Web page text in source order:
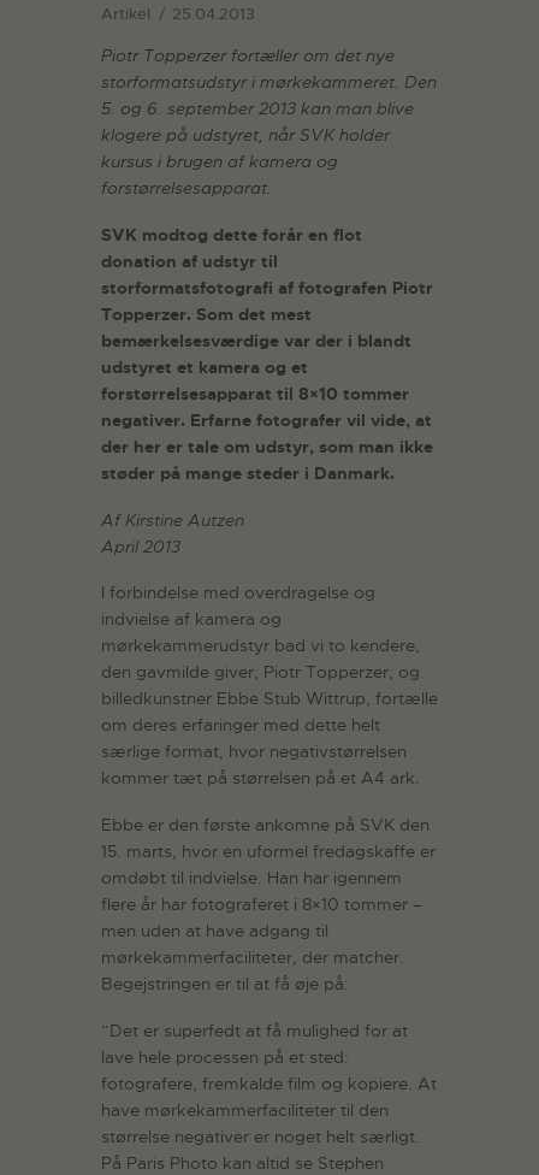
Artikel 25.04.2013
Piotr Topperzer fortæller om det nye
storformatsudstyr i mørkekammeret. Den
5. og 6. september 2013 kan man blive
klogere på udstyret, når SVK holder
kursus i brugen af kamera og
forstørrelsesapparat.
SVK modtog dette forår en flot
donation af udstyr til
storformatsfotografi af fotografen Piotr
Topperzer. Som det mest
bemærkelsesværdige var der i blandt
udstyret et kamera og et
forstørrelsesapparat til 8×10 tommer
negativer. Erfarne fotografer vil vide, at
der her er tale om udstyr, som man ikke
støder på mange steder i Danmark.
Af Kirstine Autzen
April 2013
I forbindelse med overdragelse og
indvielse af kamera og
mørkekammerudstyr bad vi to kendere,
den gavmilde giver, Piotr Topperzer, og
billedkunstner Ebbe Stub Wittrup, fortælle
om deres erfaringer med dette helt
særlige format, hvor negativstørrelsen
kommer tæt på størrelsen på et A4 ark.
Ebbe er den første ankomne på SVK den
15. marts, hvor en uformel fredagskaffe er
omdøbt til indvielse. Han har igennem
flere år har fotograferet i 8×10 tommer –
men uden at have adgang til
mørkekammerfaciliteter, der matcher.
Begejstringen er til at få øje på:
”Det er superfedt at få mulighed for at
lave hele processen på et sted:
fotografere, fremkalde film og kopiere. At
have mørkekammerfaciliteter til den
størrelse negativer er noget helt særligt.
På Paris Photo kan altid se Stephen